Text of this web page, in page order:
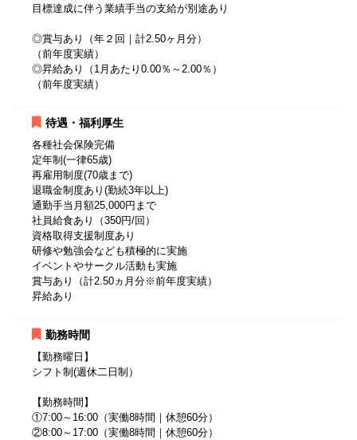
目標達成に伴う業績手当の支給が別途あり
◎賞与あり（年２回｜計2.50ヶ月分）
（前年度実績）
◎昇給あり（1月あたり0.00％～2.00％）
（前年度実績）
待遇・福利厚生
各種社会保険完備
定年制(一律65歳)
再雇用制度(70歳まで)
退職金制度あり(勤続3年以上)
通勤手当月額25,000円まで
社員給食あり（350円/回）
資格取得支援制度あり
研修や勉強会なども積極的に実施
イベントやサークル活動も実施
賞与あり（計2.50ヵ月分※前年度実績）
昇給あり
勤務時間
【勤務曜日】
シフト制(週休二日制）
【勤務時間】
①7:00～16:00（実働8時間｜休憩60分）
②8:00～17:00（実働8時間｜休憩60分）